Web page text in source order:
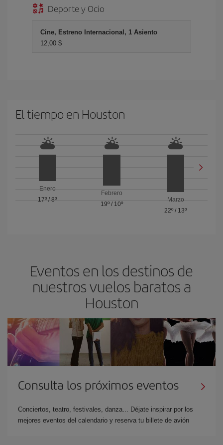
Deporte y Ocio
Cine, Estreno Internacional, 1 Asiento
12,00 $
El tiempo en Houston
Enero
17º /8º
Febrero
19º/ 10º
Marzo
22º / 13º
Eventos en los destinos de
nuestros vuelos baratos a
Houston
Consulta los próximos eventos
Conciertos, teatro, festivales, danza... Déjate inspirar por los
mejores eventos del calendario y reserva tu billete de avión